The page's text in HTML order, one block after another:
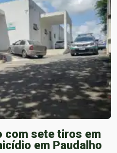
com sete tiros em
em Paudalho